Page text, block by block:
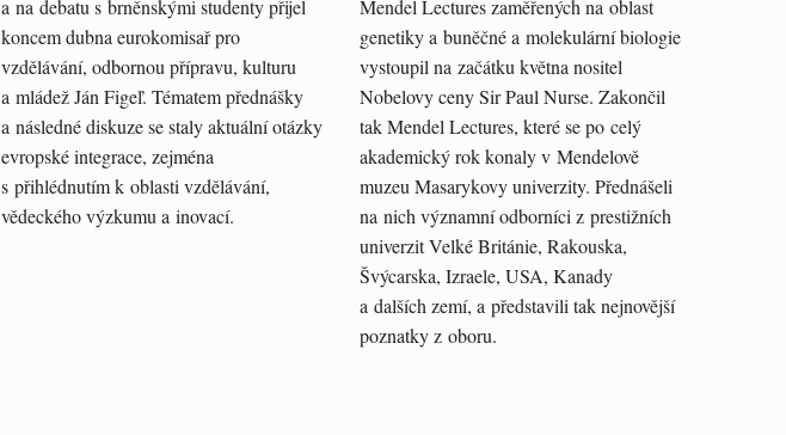
a na debatu s brněnskými studenty přijel
koncem dubna eurokomisař pro
vzdělávání, odbornou přípravu, kulturu
a mládež Ján Figeľ. Tématem přednášky
a následné diskuze se staly aktuální otázky
evropské integrace, zejména
s přihlédnutím k oblasti vzdělávání,
vědeckého výzkumu a inovací.
Mendel Lectures zaměřených na oblast
genetiky a buněčné a molekulární biologie
vystoupil na začátku května nositel
Nobelovy ceny Sir Paul Nurse. Zakončil
tak Mendel Lectures, které se po celý
akademický rok konaly v Mendelově
muzeu Masarykovy univerzity. Přednášeli
na nich významní odborníci z prestižních
univerzit Velké Británie, Rakouska,
Švýcarska, Izraele, USA, Kanady
a dalších zemí, a představili tak nejnovější
poznatky z oboru.